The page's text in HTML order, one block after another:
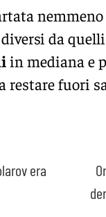
da
in mediana e
restare fuori
era